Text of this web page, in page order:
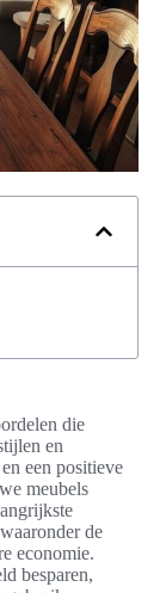
die
en
een positieve
meubels
de
economie.
besparen,